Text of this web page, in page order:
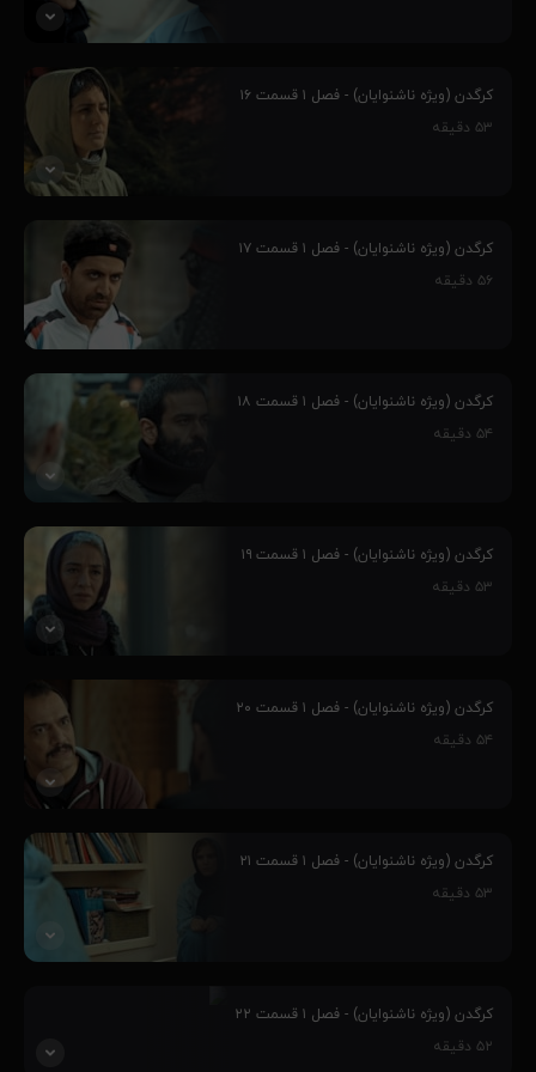
پنج جوان، به واسطه مهارت‌هایشان وارد چالش کرگدن می‌شوند و این
سرآغاز رفاقت بین آنهاست، فارغ از اینکه چالش کرگدن از طرف یک
مافیای بزرگ و پر قدرت طراحی شده‌است و ماجراهای غیر قابل پیش بینی
کرگدن (ویژه ناشنوایان) - فصل ۱ قسمت ۱۶
۵۳ دقیقه
پنج جوان، به واسطه مهارت‌هایشان وارد چالش کرگدن می‌شوند و این
سرآغاز رفاقت بین آنهاست، فارغ از اینکه چالش کرگدن از طرف یک
مافیای بزرگ و پر قدرت طراحی شده‌است و ماجراهای غیر قابل پیش بینی
کرگدن (ویژه ناشنوایان) - فصل ۱ قسمت ۱۷
۵۶ دقیقه
پنج جوان، به واسطه مهارت‌هایشان وارد چالش کرگدن می‌شوند و این
سرآغاز رفاقت بین آنهاست، فارغ از اینکه چالش کرگدن از طرف یک
مافیای بزرگ و پر قدرت طراحی شده‌است و ماجراهای غیر قابل پیش بینی
کرگدن (ویژه ناشنوایان) - فصل ۱ قسمت ۱۸
۵۴ دقیقه
پنج جوان، به واسطه مهارت‌هایشان وارد چالش کرگدن می‌شوند و این
سرآغاز رفاقت بین آنهاست، فارغ از اینکه چالش کرگدن از طرف یک
مافیای بزرگ و پر قدرت طراحی شده‌است و ماجراهای غیر قابل پیش بینی
کرگدن (ویژه ناشنوایان) - فصل ۱ قسمت ۱۹
۵۳ دقیقه
پنج جوان، به واسطه مهارت‌هایشان وارد چالش کرگدن می‌شوند و این
سرآغاز رفاقت بین آنهاست، فارغ از اینکه چالش کرگدن از طرف یک
مافیای بزرگ و پر قدرت طراحی شده‌است و ماجراهای غیر قابل پیش بینی
کرگدن (ویژه ناشنوایان) - فصل ۱ قسمت ۲۰
۵۴ دقیقه
پنج جوان، به واسطه مهارت‌هایشان وارد چالش کرگدن می‌شوند و این
سرآغاز رفاقت بین آنهاست، فارغ از اینکه چالش کرگدن از طرف یک
مافیای بزرگ و پر قدرت طراحی شده‌است و ماجراهای غیر قابل پیش بینی
کرگدن (ویژه ناشنوایان) - فصل ۱ قسمت ۲۱
۵۳ دقیقه
سرآغاز رفاقت بین آنهاست، فارغ از اینکه چالش کرگدن از طرف یک
مافیای بزرگ و پر قدرت طراحی شده‌است و ماجراهای غیر قابل پیش بینی
کرگدن (ویژه ناشنوایان) - فصل ۱ قسمت ۲۲
۵۲ دقیقه